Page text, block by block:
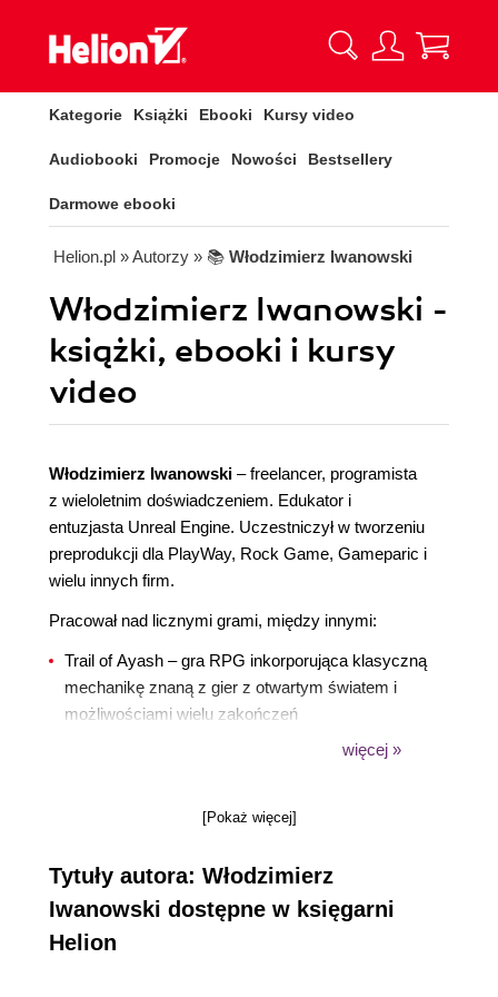
Kategorie Książki Ebooki Kursy video
Audiobooki Promocje Nowości Bestsellery
Darmowe ebooki
Helion.pl » Autorzy » 📚 Włodzimierz Iwanowski
Włodzimierz Iwanowski -
książki, ebooki i kursy
video
Włodzimierz Iwanowski – freelancer, programista
z wieloletnim doświadczeniem. Edukator i
entuzjasta Unreal Engine. Uczestniczył w tworzeniu
preprodukcji dla PlayWay, Rock Game, Gameparic i
wielu innych firm.
Pracował nad licznymi grami, między innymi:
Trail of Ayash – gra RPG inkorporująca klasyczną
mechanikę znaną z gier z otwartym światem i
możliwościami wielu zakończeń
Sansara – polegająca na kontrolowaniu zwierząt i
odkrywaniu przygód
Astrofall – interaktywna gra wyścigowa
kosmonautów utrzymana w klimacie s.f.
więcej »
[Pokaż więcej]
Tytuły autora: Włodzimierz
Iwanowski dostępne w księgarni
Helion